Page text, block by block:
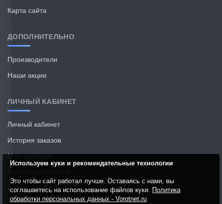
Карта сайта
ДОПОЛНИТЕЛЬНО
Производители
Наши акции
ЛИЧНЫЙ КАБИНЕТ
Личный кабинет
История заказов
Мои закладки
E-mail: info@vorotnet.ru
Используем куки и рекомендательные технологии
Это чтобы сайт работал лучше. Оставаясь с нами, вы
соглашаетесь на использование файлов куки. Политика
обработки персональных данных - Vorotnet.ru